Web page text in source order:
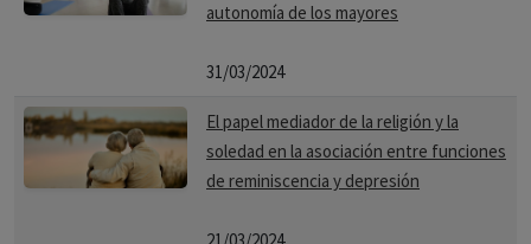
autonomía de los mayores
31/03/2024
El papel mediador de la religión y la
soledad en la asociación entre funciones
de reminiscencia y depresión